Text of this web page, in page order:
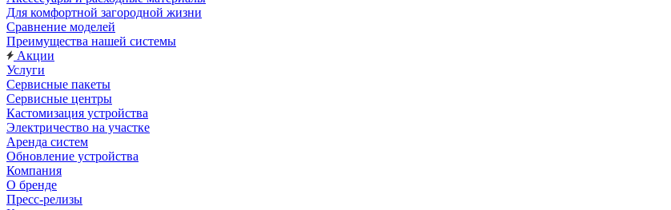
Для комфортной загородной жизни
Сравнение моделей
Преимущества нашей системы
Акции
Услуги
Сервисные пакеты
Сервисные центры
Кастомизация устройства
Электричество на участке
Аренда систем
Обновление устройства
Компания
О бренде
Пресс-релизы